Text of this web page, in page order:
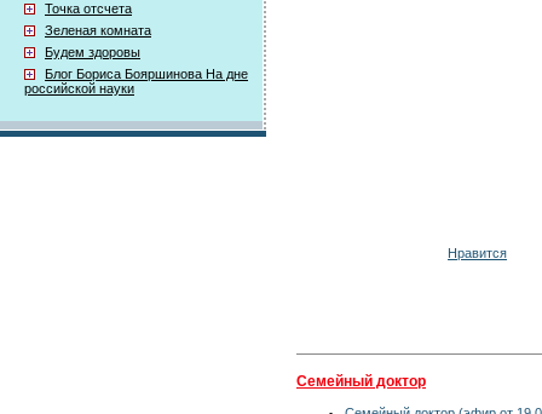
Точка отсчета
Зеленая комната
Будем здоровы
Блог Бориса Бояршинова На дне
российской науки
Нравится
Семейный доктор